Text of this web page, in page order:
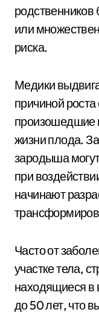
или
риска.
Медики
причиной
произошедшие
жизни плода.
зародыша
при
начинают
Часто от
участке тела,
находящиеся в
до 50 лет, что